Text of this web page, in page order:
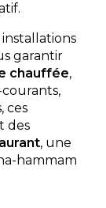
installations
garantir
chauffée,
ces
des
, une
hammam